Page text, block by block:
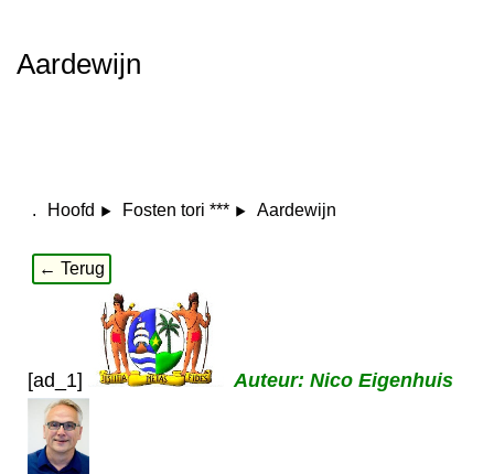
Aardewijn
. Hoofd Fosten tori *** Aardewijn
← Terug
[ad_1] Auteur: Nico Eigenhuis